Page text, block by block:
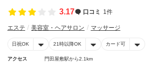
3.17
口コミ 1件
エステ 美容室・ヘアサロン マッサージ
日祝OK 21時以降OK カード可
アクセス
門田屋敷駅から2.1km